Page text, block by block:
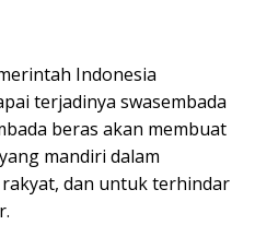
Indonesia
terjadinya swasembada
beras akan membuat
mandiri dalam
dan untuk terhindar